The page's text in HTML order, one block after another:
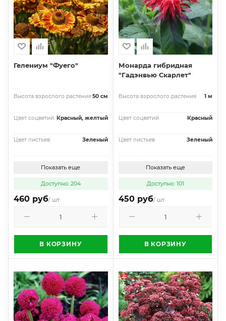
Гелениум "Фуего"
Высота взрослого растения50 см
Цвет соцветий Красный, желтый
Цвет листьев Зеленый
Показать еще
Доступно: 204
460 руб/ шт
В КОРЗИНУ
Монарда гибридная
"Гадэнвью Скарлет"
Высота взрослого растения 1 м
Цвет соцветий Красный
Цвет листьев Зеленый
Показать еще
Доступно: 101
450 руб/ шт
В КОРЗИНУ